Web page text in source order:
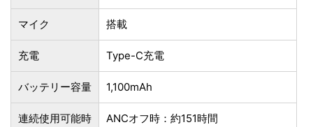
マイク 搭載
充電 Type-C充電
バッテリー容量 1,100mAh
連続使用可能時
ANCオフ時：約151時間